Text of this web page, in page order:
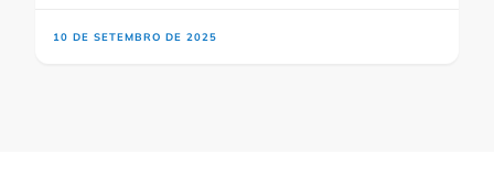
10 DE SETEMBRO DE 2025